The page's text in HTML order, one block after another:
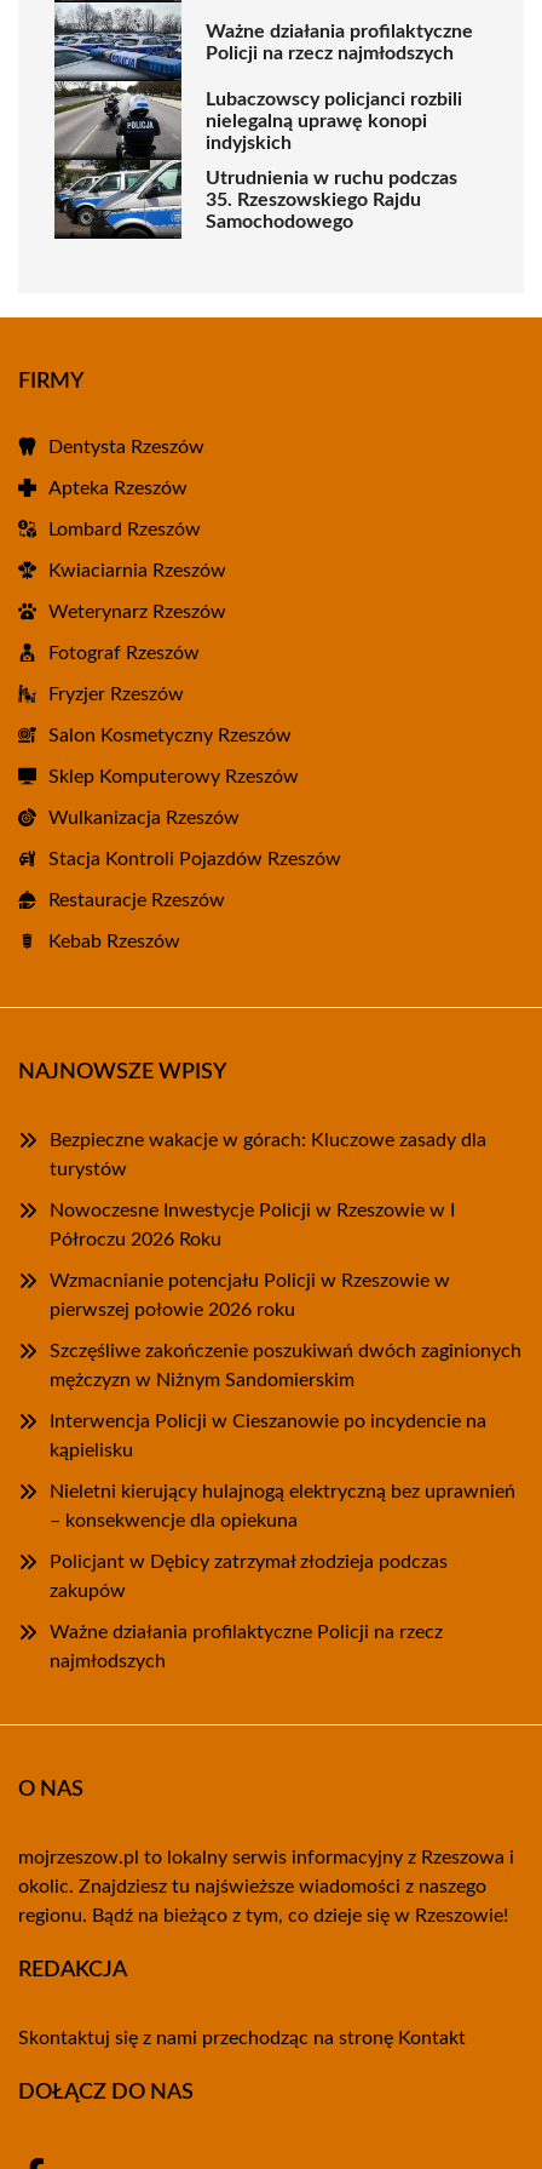
Ważne działania profilaktyczne
Policji na rzecz najmłodszych
Lubaczowscy policjanci rozbili
nielegalną uprawę konopi
indyjskich
Utrudnienia w ruchu podczas
35. Rzeszowskiego Rajdu
Samochodowego
FIRMY
Dentysta Rzeszów
Apteka Rzeszów
Lombard Rzeszów
Kwiaciarnia Rzeszów
Weterynarz Rzeszów
Fotograf Rzeszów
Fryzjer Rzeszów
Salon Kosmetyczny Rzeszów
Sklep Komputerowy Rzeszów
Wulkanizacja Rzeszów
Stacja Kontroli Pojazdów Rzeszów
Restauracje Rzeszów
Kebab Rzeszów
NAJNOWSZE WPISY
Bezpieczne wakacje w górach: Kluczowe zasady dla
turystów
Nowoczesne Inwestycje Policji w Rzeszowie w I
Półroczu 2026 Roku
Wzmacnianie potencjału Policji w Rzeszowie w
pierwszej połowie 2026 roku
Szczęśliwe zakończenie poszukiwań dwóch zaginionych
mężczyzn w Niżnym Sandomierskim
Interwencja Policji w Cieszanowie po incydencie na
kąpielisku
Nieletni kierujący hulajnogą elektryczną bez uprawnień
– konsekwencje dla opiekuna
Policjant w Dębicy zatrzymał złodzieja podczas
zakupów
Ważne działania profilaktyczne Policji na rzecz
najmłodszych
O NAS
mojrzeszow.pl to lokalny serwis informacyjny z Rzeszowa i
okolic. Znajdziesz tu najświeższe wiadomości z naszego
regionu. Bądź na bieżąco z tym, co dzieje się w Rzeszowie!
REDAKCJA
Skontaktuj się z nami przechodząc na stronę Kontakt
DOŁĄCZ DO NAS